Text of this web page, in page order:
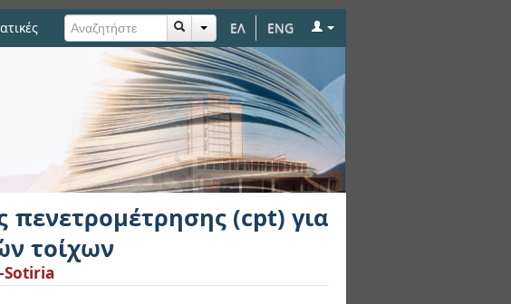
ΕΛ ENG
(cpt) για το σχεδιασμό
πενετρομέτρησης (cpt) για
τοίχων
Sotiria